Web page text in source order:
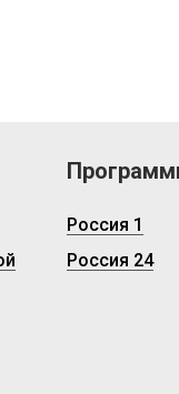
Россия 1
Россия 24